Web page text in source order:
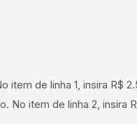
de linha 1, insira R$
item de linha 2, insira